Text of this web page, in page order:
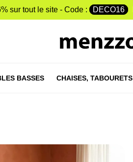
sur tout le site - Code : DECO16
BASSES CHAISES, TABOURETS